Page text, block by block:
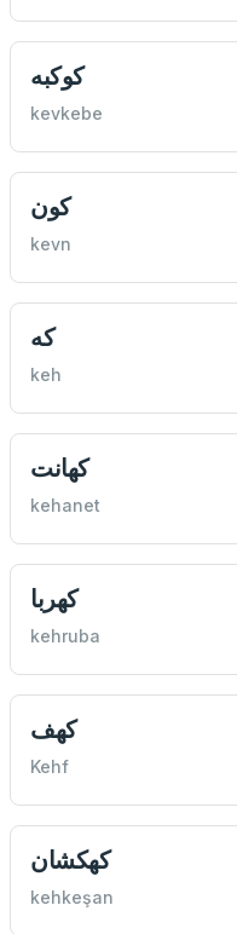
كوكبه
kevkebe
كون
kevn
كه
keh
كهانت
kehanet
كهربا
kehruba
كهف
Kehf
كهكشان
kehkeşan